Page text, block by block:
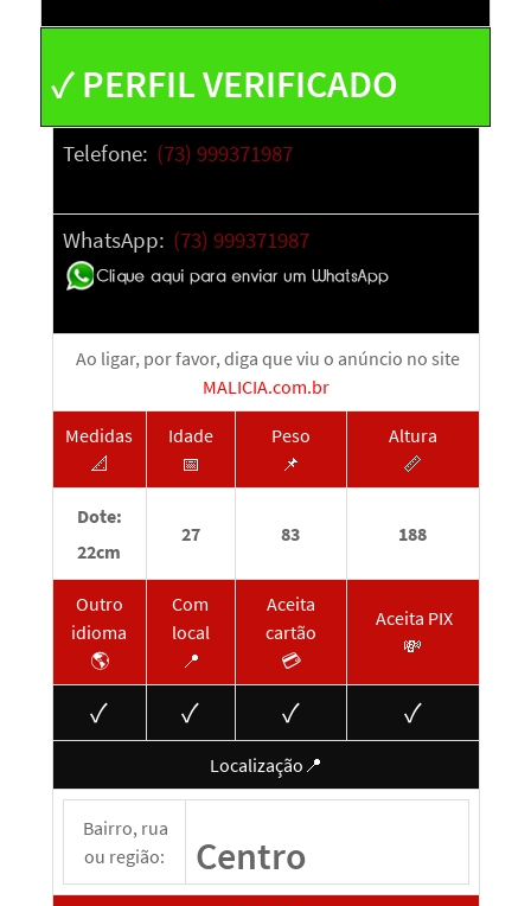
✓ PERFIL VERIFICADO
Telefone: (73) 999371987
WhatsApp: (73) 999371987
Ao ligar, por favor, diga que viu o anúncio no site
MALICIA.com.br
Medidas
📐
Idade
📅
Peso
📌
Altura
📏
Dote:
22cm
27 83 188
Outro
idioma
🌎
Com
local
📍
Aceita
cartão
💳
Aceita PIX
💸
✓ ✓ ✓ ✓
Localização📍
Bairro, rua
ou região:
Centro